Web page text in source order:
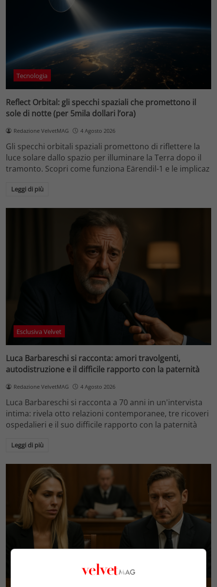
Tecnologia
Reflect Orbital: gli specchi spaziali che promettono il
sole di notte (per 5mila dollari l’ora)
Redazione VelvetMAG 4 Agosto 2026
Gli specchi orbitali spaziali promettono di riflettere la
luce solare dallo spazio per illuminare la Terra dopo il
tramonto. Scopri come funziona Eärendil-1 e le implicaz
Leggi di più
Esclusiva Velvet
Luca Barbareschi si racconta: amori travolgenti,
autodistruzione e il difficile rapporto con la paternità
Redazione VelvetMAG 4 Agosto 2026
Luca Barbareschi si racconta a 70 anni in un'intervista
intima: rivela otto relazioni contemporanee, tre ricoveri
ospedalieri e il suo difficile rapporto con la paternità
Leggi di più